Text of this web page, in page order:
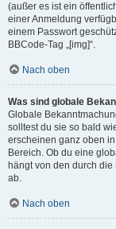
(außer es ist ein
einer Anmeldung
einem Passwort
BBCode-Tag „[img]“.
Nach oben
Was sind globale
Globale
solltest du sie so bald
erscheinen ganz oben
Bereich. Ob du eine
hängt von den durch
ab.
Nach oben